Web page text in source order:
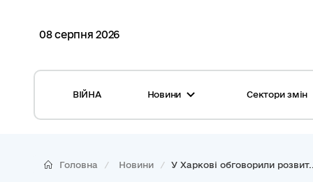
08 серпня 2026
ВІЙНА Новини
Глосарій
Сектори змін
Медицина
Головна Новини У Харкові обговорили